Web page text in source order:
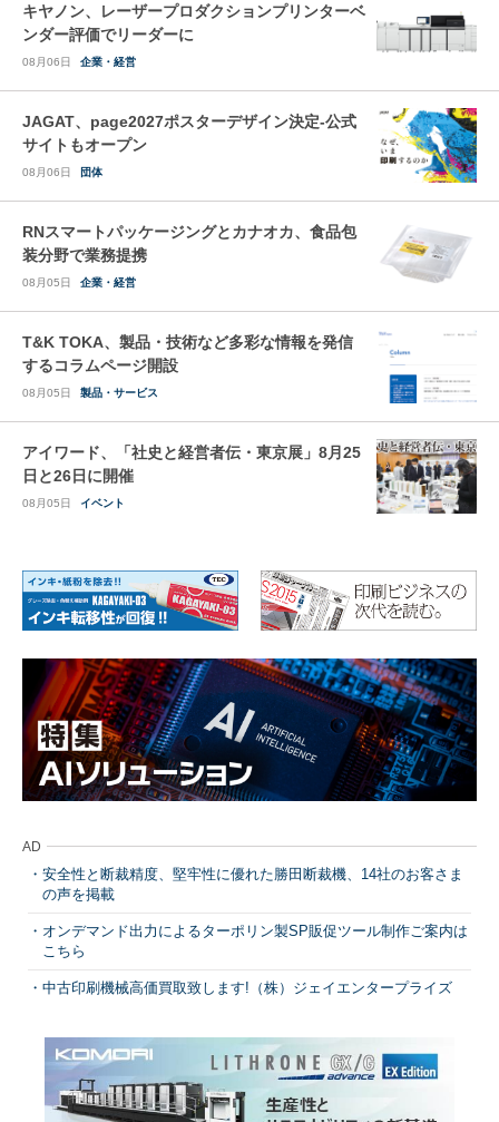
キヤノン、レーザープロダクションプリンターベ
ンダー評価でリーダーに
08月06日 企業・経営
JAGAT、page2027ポスターデザイン決定-公式
サイトもオープン
08月06日 団体
RNスマートパッケージングとカナオカ、食品包
装分野で業務提携
08月05日 企業・経営
T&K TOKA、製品・技術など多彩な情報を発信
するコラムページ開設
08月05日 製品・サービス
アイワード、「社史と経営者伝・東京展」8月25
日と26日に開催
08月05日 イベント
AD
安全性と断裁精度、堅牢性に優れた勝田断裁機、14社のお客さま
の声を掲載
オンデマンド出力によるターポリン製SP販促ツール制作ご案内は
こちら
中古印刷機械高価買取致します!（株）ジェイエンタープライズ